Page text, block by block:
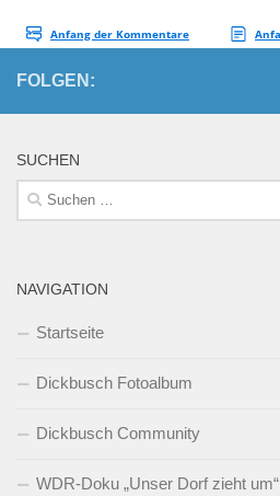
FOLGEN:
SUCHEN
Suchen
nach:
NAVIGATION
Startseite
Dickbusch Fotoalbum
Dickbusch Community
WDR-Doku „Unser Dorf zieht um“